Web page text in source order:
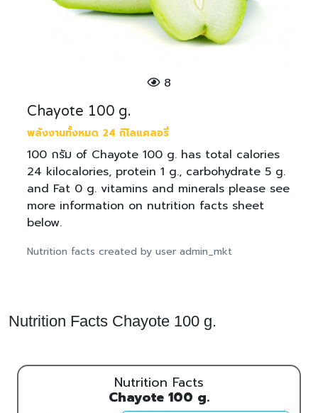
8
Chayote 100 g.
พลังงานทั้งหมด 24 กิโลแคลอรี่
100 กรัม of Chayote 100 g. has total calories
24 kilocalories, protein 1 g., carbohydrate 5 g.
and Fat 0 g. vitamins and minerals please see
more information on nutrition facts sheet
below.
Nutrition facts created by user admin_mkt
Nutrition Facts Chayote 100 g.
Nutrition Facts
Chayote 100 g.